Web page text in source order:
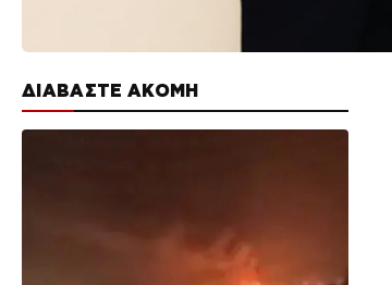
ΔΙΑΒΑΣΤΕ ΑΚΟΜΗ